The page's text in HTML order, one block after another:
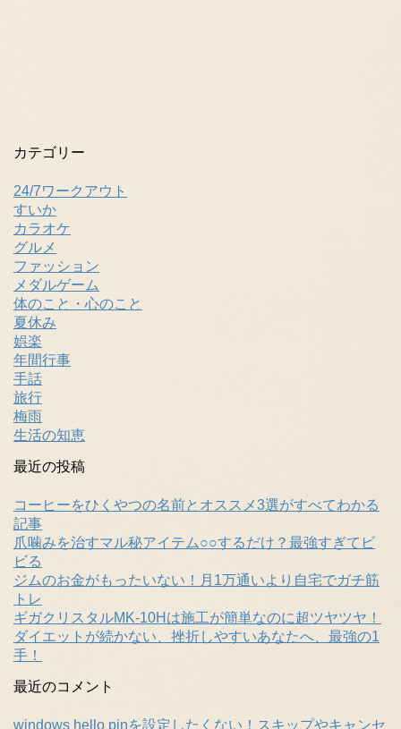
カテゴリー
24/7ワークアウト
すいか
カラオケ
グルメ
ファッション
メダルゲーム
体のこと・心のこと
夏休み
娯楽
年間行事
手話
旅行
梅雨
生活の知恵
最近の投稿
コーヒーをひくやつの名前とオススメ3選がすべてわかる
記事
爪噛みを治すマル秘アイテム○○するだけ？最強すぎてビ
ビる
ジムのお金がもったいない！月1万通いより自宅でガチ筋
トレ
ギガクリスタルMK-10Hは施工が簡単なのに超ツヤツヤ！
ダイエットが続かない、挫折しやすいあなたへ、最強の1
手！
最近のコメント
windows hello pinを設定したくない！スキップやキャンセ